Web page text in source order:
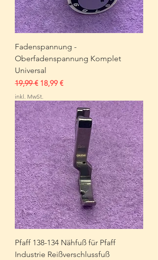
Fadenspannung -
Oberfadenspannung Komplet
Universal
Standardpreis
19,99 € Sale-Preis
18,99 €
inkl. MwSt.
Pfaff 138-134 Nähfuß für Pfaff
Industrie Reißverschlussfuß